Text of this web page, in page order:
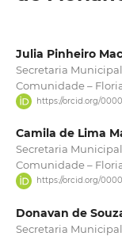
Julia Pinheiro
Secretaria
Comunidade –
https://orcid.org/
Camila de Lima
Secretaria
Comunidade –
https://orcid.org/
Donavan de
Secretaria